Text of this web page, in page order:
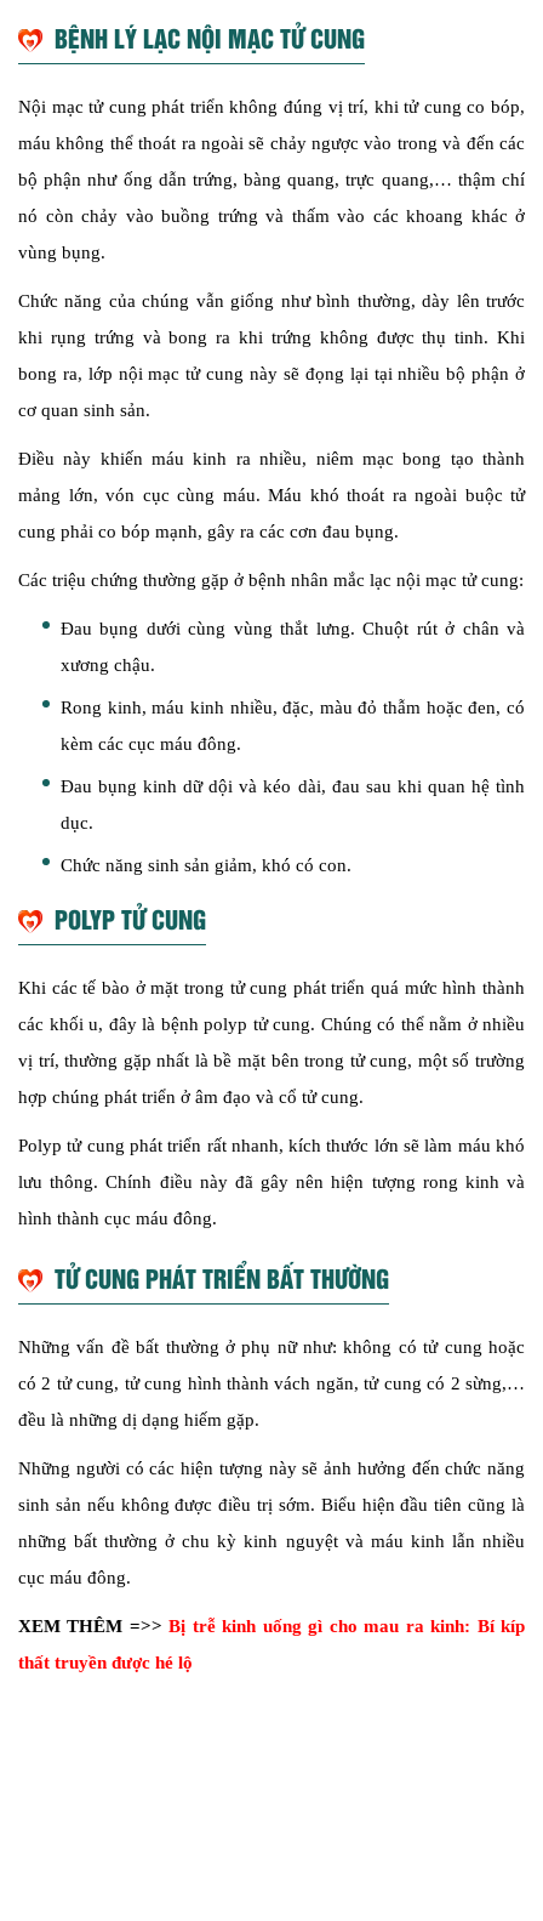
BỆNH LÝ LẠC NỘI MẠC TỬ CUNG
Nội mạc tử cung phát triển không đúng vị trí, khi tử cung co bóp,
máu không thể thoát ra ngoài sẽ chảy ngược vào trong và đến các
bộ phận như ống dẫn trứng, bàng quang, trực quang,… thậm chí
nó còn chảy vào buồng trứng và thấm vào các khoang khác ở
vùng bụng.
Chức năng của chúng vẫn giống như bình thường, dày lên trước
khi rụng trứng và bong ra khi trứng không được thụ tinh. Khi
bong ra, lớp nội mạc tử cung này sẽ đọng lại tại nhiều bộ phận ở
cơ quan sinh sản.
Điều này khiến máu kinh ra nhiều, niêm mạc bong tạo thành
mảng lớn, vón cục cùng máu. Máu khó thoát ra ngoài buộc tử
cung phải co bóp mạnh, gây ra các cơn đau bụng.
Các triệu chứng thường gặp ở bệnh nhân mắc lạc nội mạc tử cung:
Đau bụng dưới cùng vùng thắt lưng. Chuột rút ở chân và
xương chậu.
Rong kinh, máu kinh nhiều, đặc, màu đỏ thẫm hoặc đen, có
kèm các cục máu đông.
Đau bụng kinh dữ dội và kéo dài, đau sau khi quan hệ tình
dục.
Chức năng sinh sản giảm, khó có con.
POLYP TỬ CUNG
Khi các tế bào ở mặt trong tử cung phát triển quá mức hình thành
các khối u, đây là bệnh polyp tử cung. Chúng có thể nằm ở nhiều
vị trí, thường gặp nhất là bề mặt bên trong tử cung, một số trường
hợp chúng phát triển ở âm đạo và cổ tử cung.
Polyp tử cung phát triển rất nhanh, kích thước lớn sẽ làm máu khó
lưu thông. Chính điều này đã gây nên hiện tượng rong kinh và
hình thành cục máu đông.
TỬ CUNG PHÁT TRIỂN BẤT THƯỜNG
Những vấn đề bất thường ở phụ nữ như: không có tử cung hoặc
có 2 tử cung, tử cung hình thành vách ngăn, tử cung có 2 sừng,…
đều là những dị dạng hiếm gặp.
Những người có các hiện tượng này sẽ ảnh hưởng đến chức năng
sinh sản nếu không được điều trị sớm. Biểu hiện đầu tiên cũng là
những bất thường ở chu kỳ kinh nguyệt và máu kinh lẫn nhiều
cục máu đông.
XEM THÊM =>> Bị trễ kinh uống gì cho mau ra kinh: Bí kíp
thất truyền được hé lộ